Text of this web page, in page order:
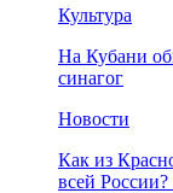
Культура
На Кубани
синагог
Новости
Как из
всей